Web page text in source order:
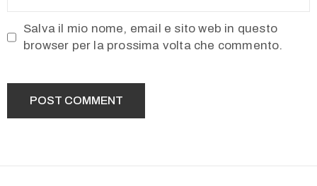
Salva il mio nome, email e sito web in questo
browser per la prossima volta che commento.